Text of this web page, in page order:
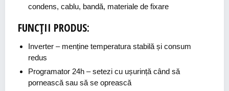
condens, cablu, bandă, materiale de fixare
FUNCȚII PRODUS:
Inverter – menține temperatura stabilă și consum
redus
Programator 24h – setezi cu ușurință când să
pornească sau să se oprească